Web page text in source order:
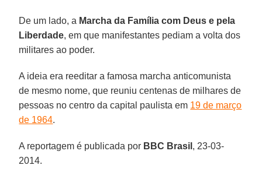
De um lado, a Marcha da Família com Deus e pela
Liberdade, em que manifestantes pediam a volta dos
militares ao poder.
A ideia era reeditar a famosa marcha anticomunista
de mesmo nome, que reuniu centenas de milhares de
pessoas no centro da capital paulista em 19 de março
de 1964.
A reportagem é publicada por BBC Brasil , 23-03-
2014.